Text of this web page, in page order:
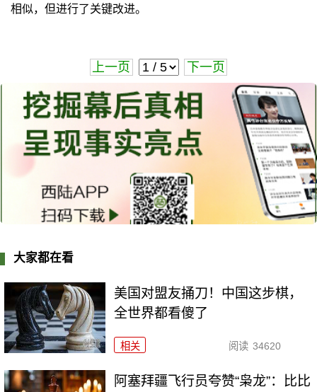
相似，但进行了关键改进。
上一页 下一页
大家都在看
美国对盟友捅刀！中国这步棋，
全世界都看傻了
相关 阅读 34620
阿塞拜疆飞行员夸赞“枭龙”：比比